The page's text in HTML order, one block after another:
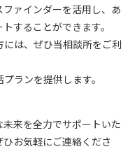
ァインダーを活用し、あ
することができます。
は、ぜひ当相談所をご利
ランを提供します。
来を全力でサポートいた
お気軽にご連絡くださ